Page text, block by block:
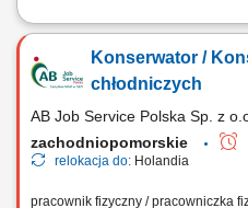
Opis stanowiska diagnostyka oraz
konserwacja układów
oraz naprawa elektrycznych
Konserwator /
chłodniczych
AB Job Service Polska Sp. z
zachodniopomorskie
relokacja do: Holandia
pracownik fizyczny / pracowniczka